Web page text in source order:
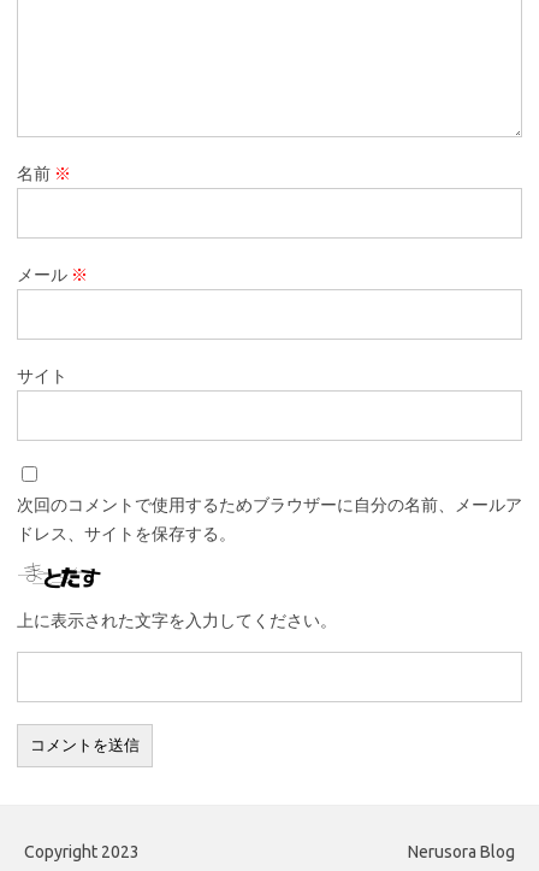
名前 ※
メール ※
サイト
次回のコメントで使用するためブラウザーに自分の名前、メールア
ドレス、サイトを保存する。
上に表示された文字を入力してください。
Copyright 2023 Nerusora Blog